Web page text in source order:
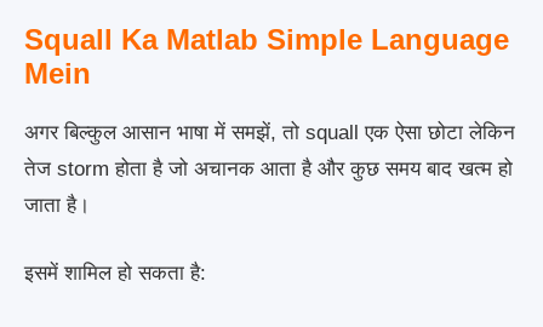
Squall Ka Matlab Simple Language
Mein
अगर बिल्कुल आसान भाषा में समझें, तो squall एक ऐसा छोटा लेकिन
तेज storm होता है जो अचानक आता है और कुछ समय बाद खत्म हो
जाता है।
इसमें शामिल हो सकता है: